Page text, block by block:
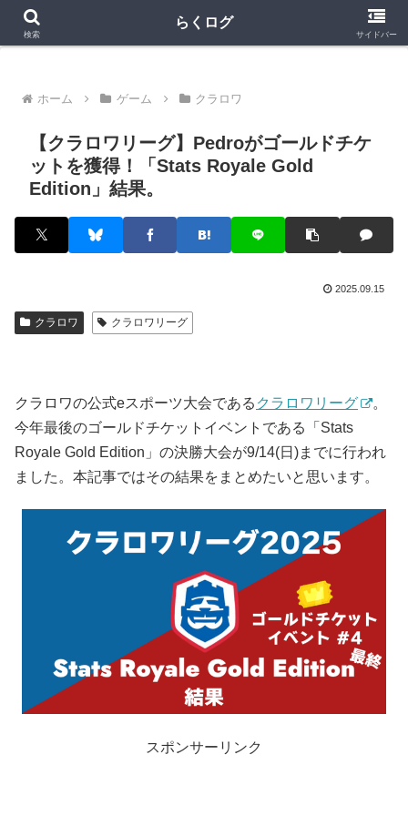
クラロワ クラロワリーグ プロスピA
ホーム ゲーム クラロワ
【クラロワリーグ】Pedroがゴールドチケ
ットを獲得！「Stats Royale Gold
Edition」結果。
2025.09.15
クラロワ クラロワリーグ
クラロワの公式eスポーツ大会である クラロワリーグ
。
今年最後のゴールドチケットイベントである「Stats
Royale Gold Edition」の決勝大会が9/14(日)までに行われ
ました。本記事ではその結果をまとめたいと思います。
スポンサーリンク
検索
らくログ
サイドバー